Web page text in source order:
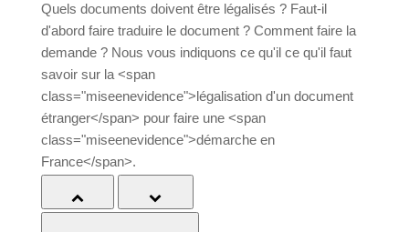
Quels documents doivent être légalisés ? Faut-il
d'abord faire traduire le document ? Comment faire
la demande ? Nous vous indiquons ce qu'il ce qu'il
faut savoir sur la <span
class="miseenevidence">légalisation d'un
document étranger</span> pour faire une <span
class="miseenevidence">démarche en
France</span>.